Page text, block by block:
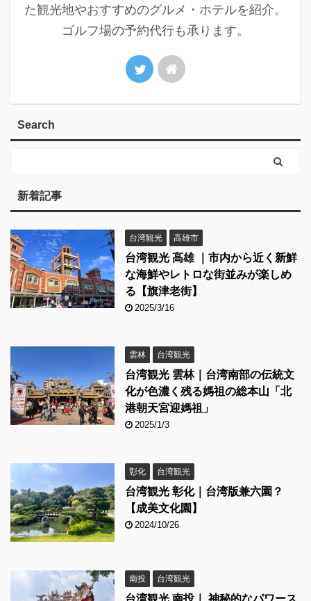
た観光地やおすすめのグルメ・ホテルを紹介。
ゴルフ場の予約代行も承ります。
Search
新着記事
台湾観光 高雄市
台湾観光 高雄 ｜市内から近く新鮮
な海鮮やレトロな街並みが楽しめ
る【旗津老街】
2025/3/16
雲林 台湾観光
台湾観光 雲林｜台湾南部の伝統文
化が色濃く残る媽祖の総本山「北
港朝天宮迎媽祖」
2025/1/3
彰化 台湾観光
台湾観光 彰化｜台湾版兼六園？
【成美文化園】
2024/10/26
南投 台湾観光
台湾観光 南投｜ 神秘的なパワース